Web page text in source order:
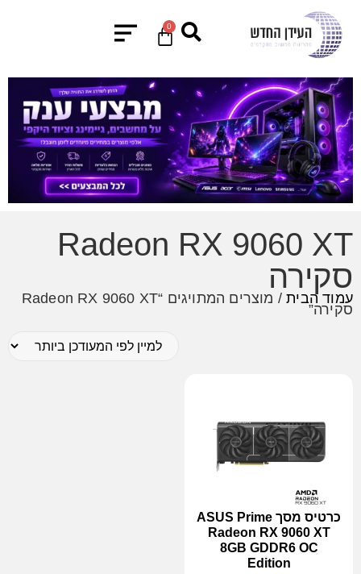
0
Radeon RX 9060 XT
סקירה
עמוד הבית / מוצרים המתויגים “Radeon RX 9060 XT
סקירה”
כרטיס מסך ASUS Prime
Radeon RX 9060 XT
8GB GDDR6 OC
Edition